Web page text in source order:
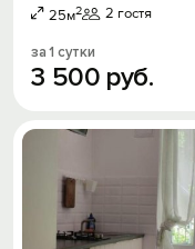
25м2 2 гостя
за 1 сутки
3 500 руб.
промокод